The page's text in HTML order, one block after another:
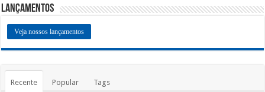
Lançamentos
Veja nossos lançamentos
Recente Popular Tags